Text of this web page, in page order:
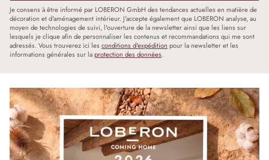
Je consens à être informé par LOBERON GmbH des tendances actuelles en matière de
décoration et d'aménagement intérieur. J'accepte également que LOBERON analyse, au
moyen de technologies de suivi, l'ouverture de la newsletter ainsi que les liens sur
lesquels je clique afin de personnaliser les contenus et recommandations qui me sont
adressés. Vous trouverez ici les conditions d'expédition pour la newsletter et les
informations générales sur laprotection des données.